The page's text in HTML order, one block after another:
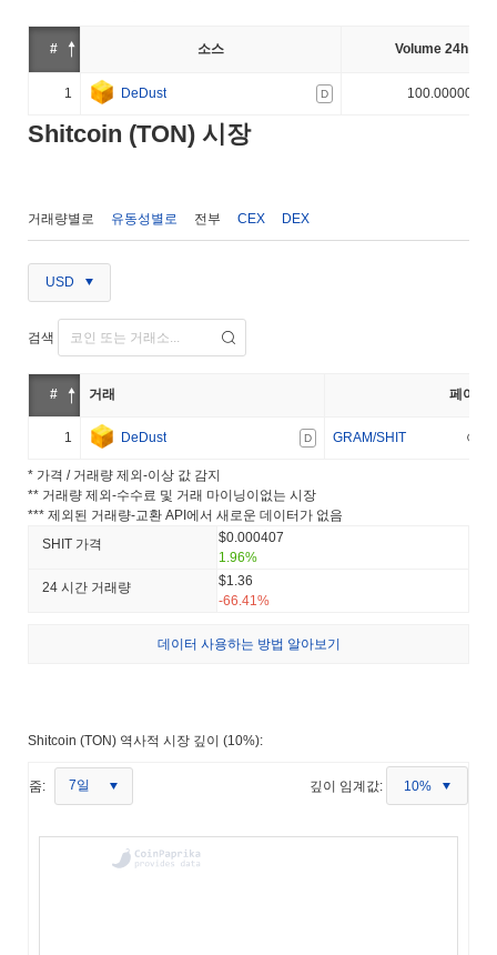
# 소스 Volume 24h (%)
1 DeDust D 100.000000%
Shitcoin (TON) 시장
거래량별로 유동성별로 전부 CEX DEX
USD
검색
# 거래 페어
1 DeDust D GRAM/SHIT
* 가격 / 거래량 제외-이상 값 감지
** 거래량 제외-수수료 및 거래 마이닝이없는 시장
*** 제외된 거래량-교환 API에서 새로운 데이터가 없음
SHIT 가격
$0.000407
1.96%
24 시간 거래량
$1.36
-66.41%
데이터 사용하는 방법 알아보기
Shitcoin (TON) 역사적 시장 깊이 (10%):
줌: 7일 깊이 임계값: 10%